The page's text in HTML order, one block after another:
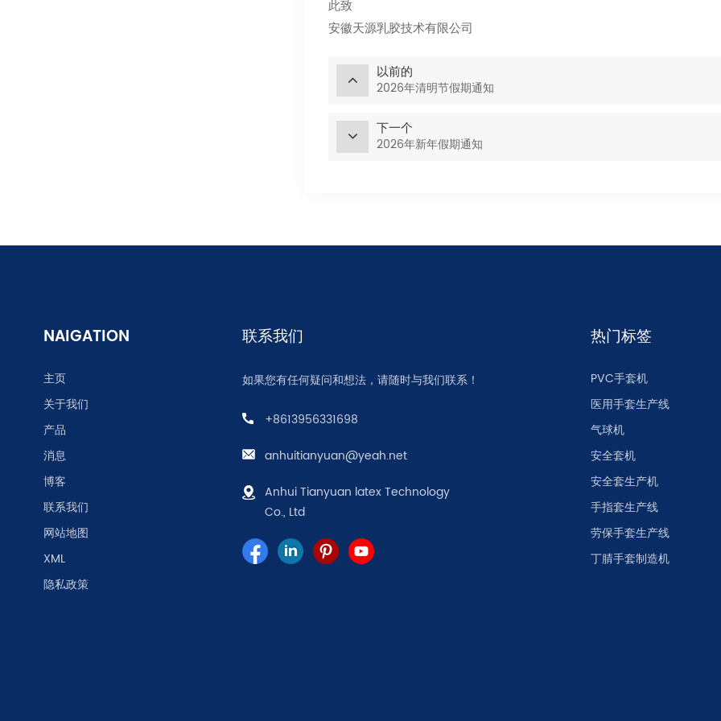
此致
安徽天源乳胶技术有限公司
以前的
2026年清明节假期通知
下一个
2026年新年假期通知
NAIGATION
主页
关于我们
产品
消息
博客
联系我们
网站地图
XML
隐私政策
联系我们
如果您有任何疑问和想法，请随时与我们联系！
+8613956331698
anhuitianyuan@yeah.net
Anhui Tianyuan latex Technology
Co., Ltd
热门标签
PVC手套机
医用手套生产线
气球机
安全套机
安全套生产机
手指套生产线
劳保手套生产线
丁腈手套制造机